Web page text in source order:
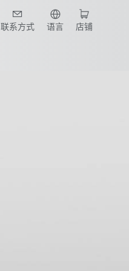
联系方式 语言 店铺